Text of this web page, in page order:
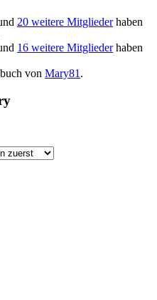
20 weitere Mitgliederhaben
16 weitere Mitgliederhaben
von Mary81 .